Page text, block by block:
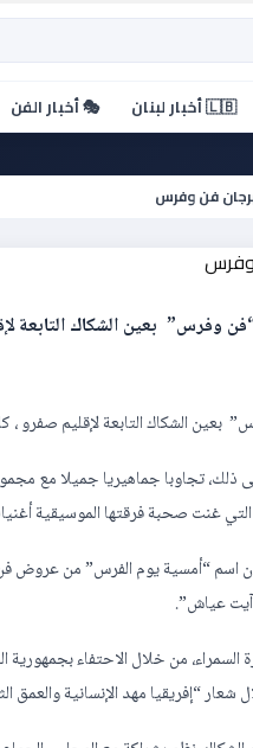
🇱🇧 أخبار لبنان 🎭 أخبار الفن
فن وفرس
الختام
وفرس” بعين الشكاك التابعة
الشكاك التابعة لإقليم صفرو ،
ذلك، تجاوبا جماهيريا جميلا مع
التي غنت صحبة فرقتها الموسيقية
اسم “أمسية يوم الفرس” من
عياش”.
السمراء، من خلال الاحتفاء
“إفريقيا مهد الإنسانية والعمق